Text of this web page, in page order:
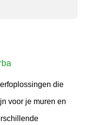
die
voor je muren en